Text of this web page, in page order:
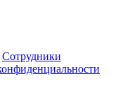
Сотрудники